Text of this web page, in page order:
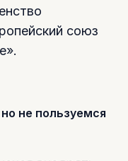
союз
не пользуемся